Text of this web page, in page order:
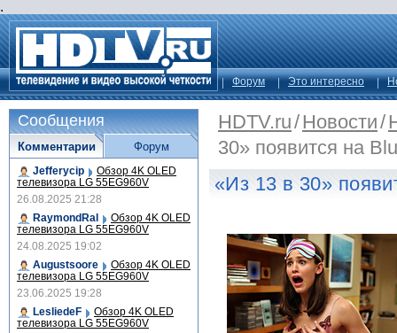
.
Форум Это интересно
HDTV.ru/Новости/
30» появится на
«Из 13 в 30»
Сообщения
Комментарии
Jefferycip Обзор 4K OLED
телевизора LG 55EG960V
26.08.2025 21:28
RaymondRal
Обзор 4K OLED
телевизора LG 55EG960V
24.08.2025 19:02
Augustsoore
Обзор 4K OLED
телевизора LG 55EG960V
23.06.2025 19:28
LesliedeF
Обзор 4K OLED
телевизора LG 55EG960V
Форум